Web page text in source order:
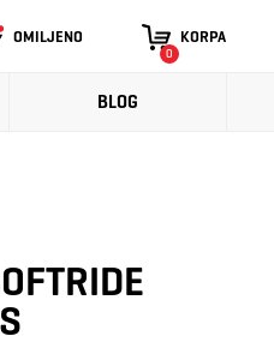
OMILJENO KORPA
0
BLOG